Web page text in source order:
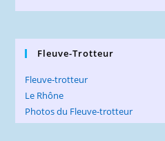
Fleuve-Trotteur
Fleuve-trotteur
Le Rhône
Photos du Fleuve-trotteur